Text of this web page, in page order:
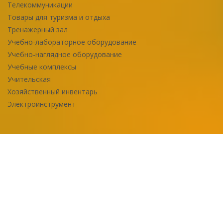
Телекоммуникации
Товары для туризма и отдыха
Тренажерный зал
Учебно-лабораторное оборудование
Учебно-наглядное оборудование
Учебные комплексы
Учительская
Хозяйственный инвентарь
Электроинструмент